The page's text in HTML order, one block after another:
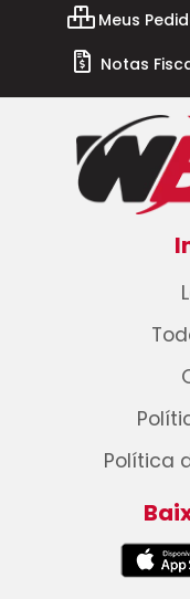
Meus
Notas
Política